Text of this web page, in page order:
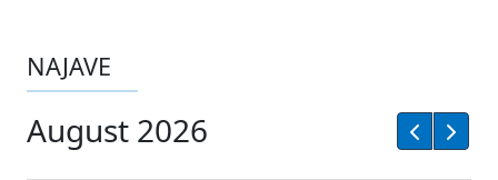
NAJAVE
August 2026